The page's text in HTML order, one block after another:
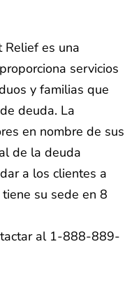
Relief es una
servicios
y familias que
deuda. La
en nombre de sus
de la deuda
a los clientes a
su sede en 8
al 1-888-889-